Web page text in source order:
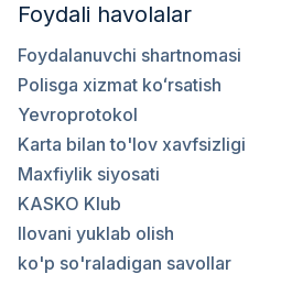
Foydali havolalar
Foydalanuvchi shartnomasi
Polisga xizmat koʻrsatish
Yevroprotokol
Karta bilan to'lov xavfsizligi
Maxfiylik siyosati
KASKO Klub
Ilovani yuklab olish
ko'p so'raladigan savollar